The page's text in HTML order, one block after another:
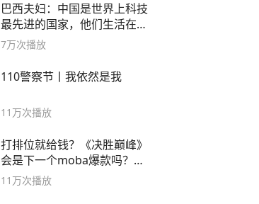
巴西夫妇：中国是世界上科技
最先进的国家，他们生活在
2999年
7万次播放
110警察节丨我依然是我
11万次播放
打排位就给钱？《决胜巅峰》
会是下一个moba爆款吗？#
决胜巅峰
11万次播放